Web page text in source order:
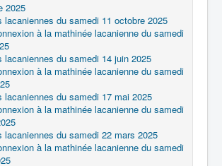
2025
lacaniennes du samedi 11 octobre 2025
à la mathinée lacanienne du samedi
lacaniennes du samedi 14 juin 2025
à la mathinée lacanienne du samedi
lacaniennes du samedi 17 mai 2025
à la mathinée lacanienne du samedi
lacaniennes du samedi 22 mars 2025
à la mathinée lacanienne du samedi